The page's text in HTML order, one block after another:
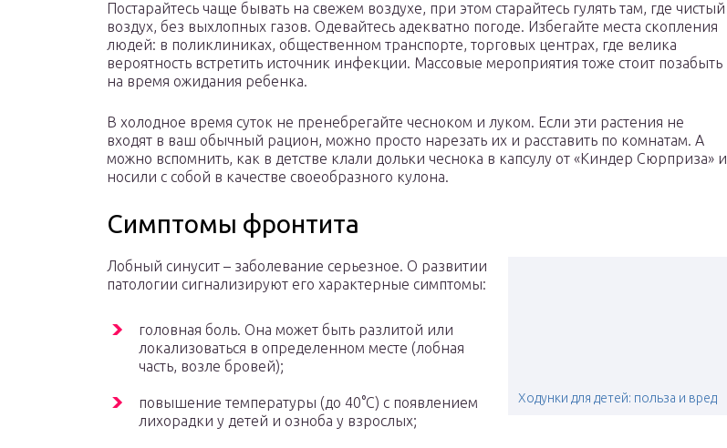
Постарайтесь чаще бывать на свежем воздухе, при этом старайтесь гулять там, где чистый
воздух, без выхлопных газов. Одевайтесь адекватно погоде. Избегайте места скопления
людей: в поликлиниках, общественном транспорте, торговых центрах, где велика
вероятность встретить источник инфекции. Массовые мероприятия тоже стоит позабыть
на время ожидания ребенка.
В холодное время суток не пренебрегайте чесноком и луком. Если эти растения не
входят в ваш обычный рацион, можно просто нарезать их и расставить по комнатам. А
можно вспомнить, как в детстве клали дольки чеснока в капсулу от «Киндер Сюрприза» и
носили с собой в качестве своеобразного кулона.
Симптомы фронтита
Ходунки для детей: польза и вред
Лобный синусит – заболевание серьезное. О развитии
патологии сигнализируют его характерные симптомы:
головная боль. Она может быть разлитой или
локализоваться в определенном месте (лобная
часть, возле бровей);
повышение температуры (до 40°С) с появлением
лихорадки у детей и озноба у взрослых;